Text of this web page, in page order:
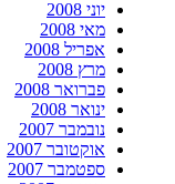
יוני 2008
מאי 2008
אפריל 2008
מרץ 2008
פברואר 2008
ינואר 2008
נובמבר 2007
אוקטובר 2007
ספטמבר 2007